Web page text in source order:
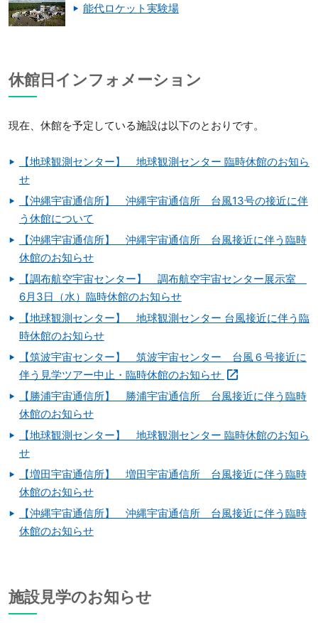
能代ロケット実験場
休館日インフォメーション
現在、休館を予定している施設は以下のとおりです。
【地球観測センター】 地球観測センター 臨時休館のお知ら
せ
【沖縄宇宙通信所】 沖縄宇宙通信所 台風13号の接近に伴
う休館について
【沖縄宇宙通信所】 沖縄宇宙通信所 台風接近に伴う臨時
休館のお知らせ
【調布航空宇宙センター】 調布航空宇宙センター展示室
6月3日（水）臨時休館のお知らせ
【地球観測センター】 地球観測センター 台風接近に伴う臨
時休館のお知らせ
【筑波宇宙センター】 筑波宇宙センター 台風６号接近に
伴う見学ツアー中止・臨時休館のお知らせ
【勝浦宇宙通信所】 勝浦宇宙通信所 台風接近に伴う臨時
休館のお知らせ
【地球観測センター】 地球観測センター 臨時休館のお知ら
せ
【増田宇宙通信所】 増田宇宙通信所 台風接近に伴う臨時
休館のお知らせ
【沖縄宇宙通信所】 沖縄宇宙通信所 台風接近に伴う臨時
休館のお知らせ
施設見学のお知らせ